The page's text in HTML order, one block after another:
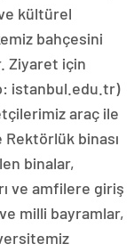
kültürel
bahçesini
Ziyaret için
istanbul.edu.tr)
araç ile
binası
binalar,
ve amfilere giriş
milli bayramlar,